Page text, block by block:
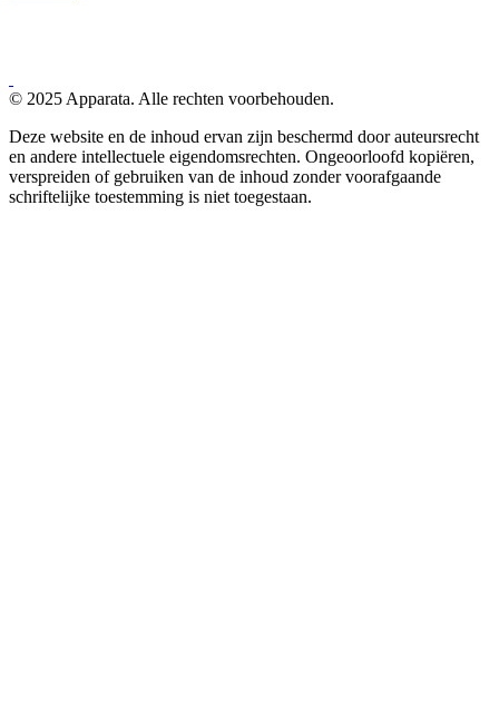
© 2025 Apparata. Alle rechten voorbehouden.
Deze website en de inhoud ervan zijn beschermd door auteursrecht
en andere intellectuele eigendomsrechten. Ongeoorloofd kopiëren,
verspreiden of gebruiken van de inhoud zonder voorafgaande
schriftelijke toestemming is niet toegestaan.